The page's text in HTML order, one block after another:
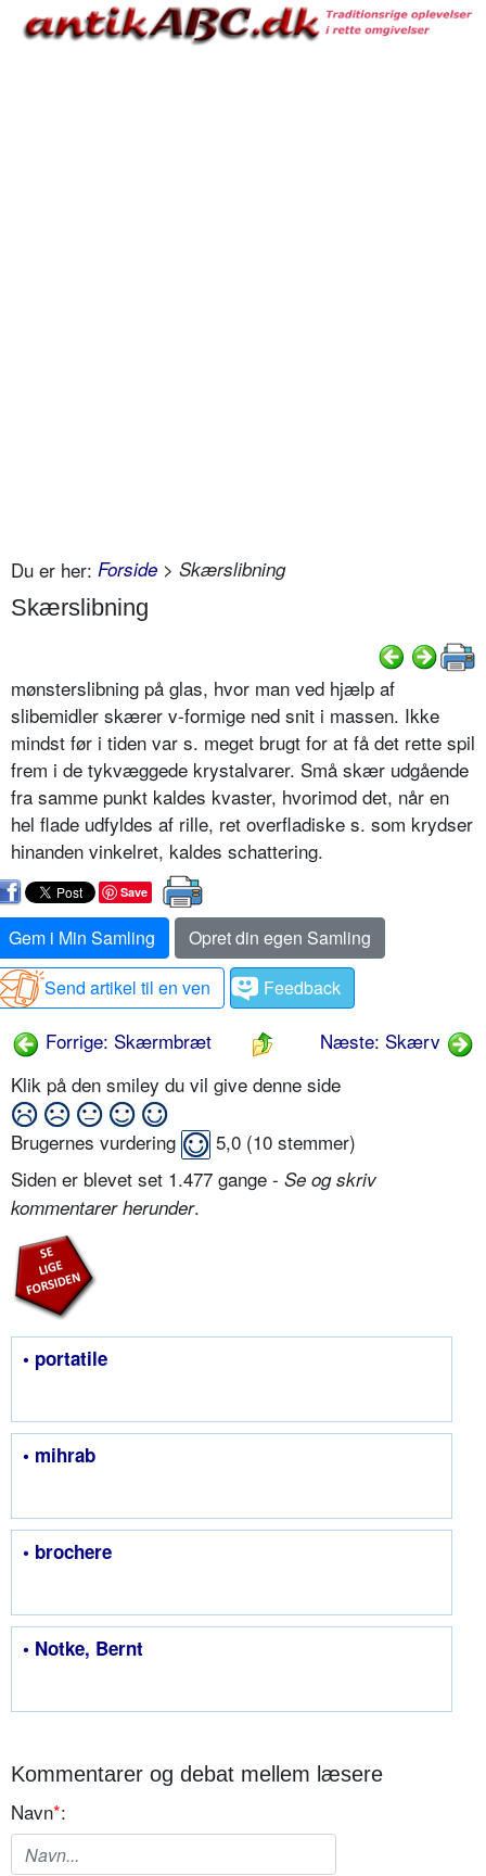
Du er her: Forside > Skærslibning
Skærslibning
mønsterslibning på glas, hvor man ved hjælp af
slibemidler skærer v-formige ned snit i massen. Ikke
mindst før i tiden var s. meget brugt for at få det rette spil
frem i de tykvæggede krystalvarer. Små skær udgående
fra samme punkt kaldes kvaster, hvorimod det, når en
hel flade udfyldes af rille, ret overfladiske s. som krydser
hinanden vinkelret, kaldes schattering.
Save
Gem i Min Samling
Opret din egen Samling
Send artikel til en ven
Feedback
Forrige: Skærmbræt
Næste: Skærv
Klik på den smiley du vil give denne side
Brugernes vurdering 5,0 (10 stemmer)
Siden er blevet set 1.477 gange - Se og skriv
kommentarer herunder.
• portatile
• mihrab
• brochere
• Notke, Bernt
Kommentarer og debat mellem læsere
Navn*: